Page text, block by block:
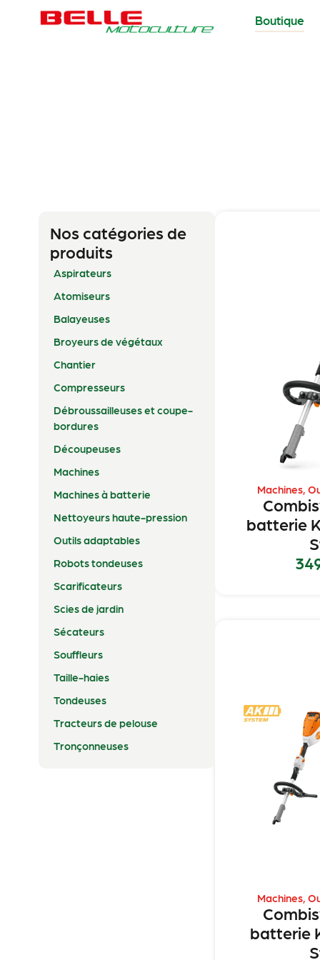
Boutique
Nos catégories de
produits
Aspirateurs
Atomiseurs
Balayeuses
Broyeurs de végétaux
Chantier
Compresseurs
Débroussailleuses et coupe-
bordures
Découpeuses
Machines
Machines à batterie
Nettoyeurs haute-pression
Outils adaptables
Robots tondeuses
Scarificateurs
Scies de jardin
Sécateurs
Souffleurs
Taille-haies
Tondeuses
Tracteurs de pelouse
Tronçonneuses
Machines,
batterie
Machines,
batterie